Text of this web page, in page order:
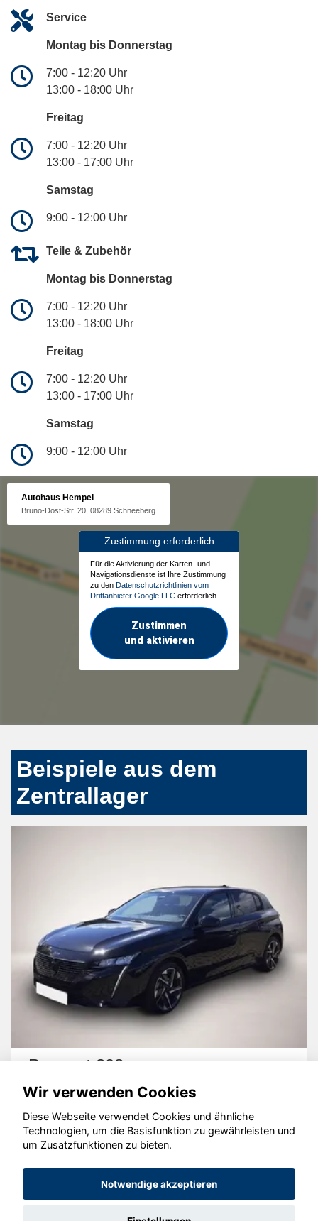
Service
Montag bis Donnerstag
7:00 - 12:20 Uhr
13:00 - 18:00 Uhr
Freitag
7:00 - 12:20 Uhr
13:00 - 17:00 Uhr
Samstag
9:00 - 12:00 Uhr
Teile & Zubehör
Montag bis Donnerstag
7:00 - 12:20 Uhr
13:00 - 18:00 Uhr
Freitag
7:00 - 12:20 Uhr
13:00 - 17:00 Uhr
Samstag
9:00 - 12:00 Uhr
Autohaus Hempel
Bruno-Dost-Str. 20, 08289 Schneeberg
Zustimmung erforderlich
Für die Aktivierung der Karten- und
Navigationsdienste ist Ihre Zustimmung
zu den Datenschutzrichtlinien vom
Drittanbieter Google LLC erforderlich.
Zustimmen
und aktivieren
Beispiele aus dem
Zentrallager
Peugeot 308
© konjunkturmotor.de GmbH 2020 - 2026
Wir verwenden Cookies
Diese Webseite verwendet Cookies und ähnliche
Technologien, um die Basisfunktion zu gewährleisten und
um Zusatzfunktionen zu bieten.
Notwendige akzeptieren